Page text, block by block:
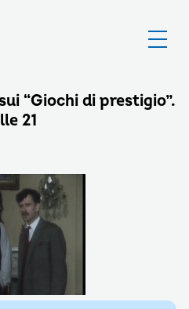
“Giochi di prestigio”.
21